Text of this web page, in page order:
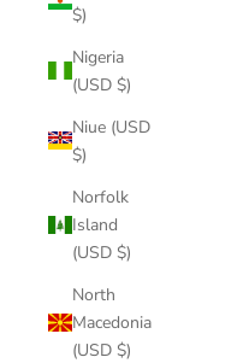
$)
Nigeria
(USD $)
Niue (USD
$)
Norfolk
Island
(USD $)
North
Macedonia
(USD $)